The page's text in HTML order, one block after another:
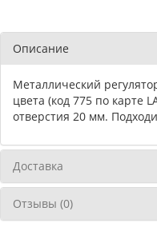
Описание
Металлический
цвета (код 775 по карте
отверстия 20 мм.
Доставка
Отзывы (0)